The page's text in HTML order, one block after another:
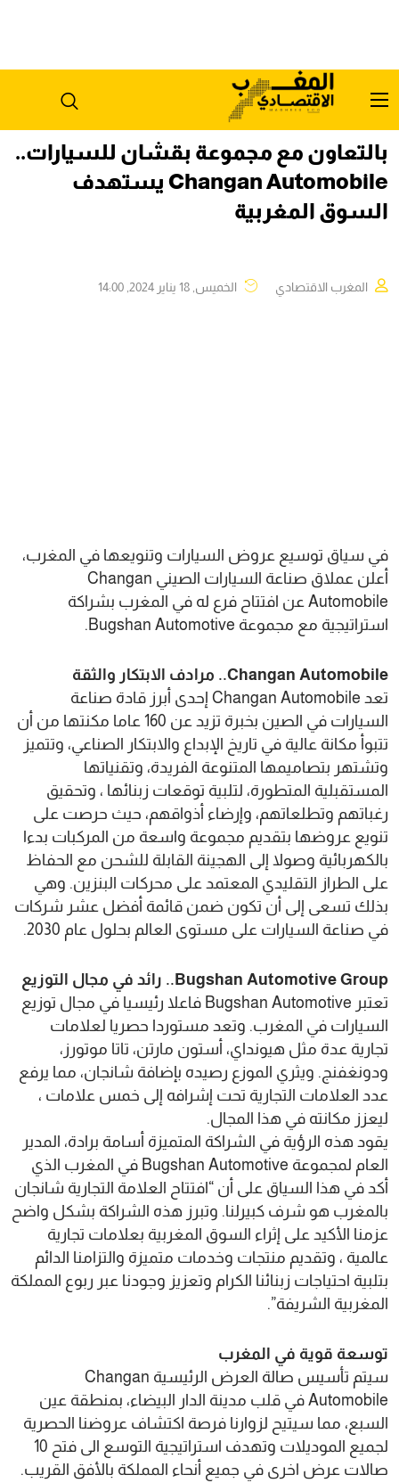
بالتعاون مع مجموعة بقشان للسيارات..
Changan Automobile يستهدف
السوق المغربية
المغرب الاقتصادي الخميس, 18 يناير 2024, 14:00
في سياق توسيع عروض السيارات وتنويعها في المغرب،
أعلن عملاق صناعة السيارات الصيني Changan
Automobile عن افتتاح فرع له في المغرب بشراكة
استراتيجية مع مجموعة Bugshan Automotive.
Changan Automobile.. مرادف الابتكار والثقة
تعد Changan Automobile إحدى أبرز قادة صناعة
السيارات في الصين بخبرة تزيد عن 160 عاما مكنتها من أن
تتبوأ مكانة عالية في تاريخ الإبداع والابتكار الصناعي، وتتميز
وتشتهر بتصاميمها المتنوعة الفريدة، وتقنياتها
المستقبلية المتطورة، لتلبية توقعات زبنائها ، وتحقيق
رغباتهم وتطلعاتهم، وإرضاء أذواقهم، حيث حرصت على
تنويع عروضها بتقديم مجموعة واسعة من المركبات بدءا
بالكهربائية وصولا إلى الهجينة القابلة للشحن مع الحفاظ
على الطراز التقليدي المعتمد على محركات البنزين. وهي
بذلك تسعى إلى أن تكون ضمن قائمة أفضل عشر شركات
في صناعة السيارات على مستوى العالم بحلول عام 2030.
Bugshan Automotive Group.. رائد في مجال التوزيع
تعتبر Bugshan Automotive فاعلا رئيسيا في مجال توزيع
السيارات في المغرب. وتعد مستوردا حصريا لعلامات
تجارية عدة مثل هيونداي، أستون مارتن، تاتا موتورز،
ودونغفنج. ويثري الموزع رصيده بإضافة شانجان، مما يرفع
عدد العلامات التجارية تحت إشرافه إلى خمس علامات ،
ليعزز مكانته في هذا المجال.
يقود هذه الرؤية في الشراكة المتميزة أسامة برادة، المدير
العام لمجموعة Bugshan Automotive في المغرب الذي
أكد في هذا السياق على أن “افتتاح العلامة التجارية شانجان
بالمغرب هو شرف كبيرلنا. وتبرز هذه الشراكة بشكل واضح
عزمنا الأكيد على إثراء السوق المغربية بعلامات تجارية
عالمية ، وتقديم منتجات وخدمات متميزة والتزامنا الدائم
بتلبية احتياجات زبنائنا الكرام وتعزيز وجودنا عبر ربوع المملكة
المغربية الشريفة”.
توسعة قوية في المغرب
سيتم تأسيس صالة العرض الرئيسية Changan
Automobile في قلب مدينة الدار البيضاء، بمنطقة عين
السبع، مما سيتيح لزوارنا فرصة اكتشاف عروضنا الحصرية
لجميع الموديلات وتهدف استراتيجية التوسع الى فتح 10
صالات عرض اخرى في جميع أنحاء المملكة بالأفق القريب.